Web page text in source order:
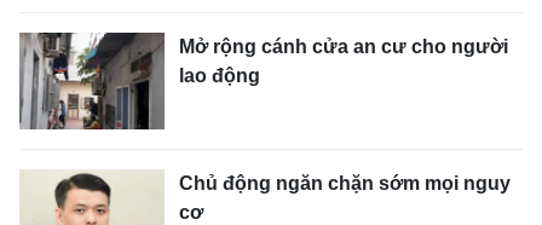
Mở rộng cánh cửa an cư cho người
lao động
Chủ động ngăn chặn sớm mọi nguy
cơ